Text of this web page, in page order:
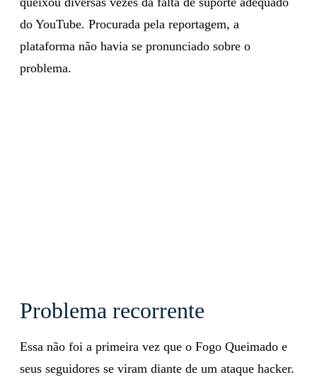
do YouTube. Procurada pela reportagem, a
plataforma não havia se pronunciado sobre o
problema.
Problema recorrente
Essa não foi a primeira vez que o Fogo Queimado e
seus seguidores se viram diante de um ataque hacker.